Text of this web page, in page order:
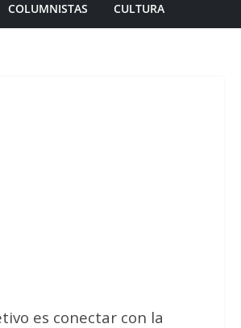
COLUMNISTAS CULTURA
es conectar con la